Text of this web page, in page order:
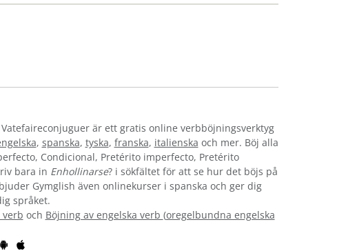
Vatefaireconjuguer är ett gratis online verbböjningsverktyg
, spanska, tyska, franska, italienska och mer. Böj alla
Condicional, Pretérito imperfecto, Pretérito
bara in Enhollinarse? i sökfältet för att se hur det böjs på
Gymglish även onlinekurser i spanska och ger dig
språket.
verb och Böjning av engelska verb (oregelbundna engelska